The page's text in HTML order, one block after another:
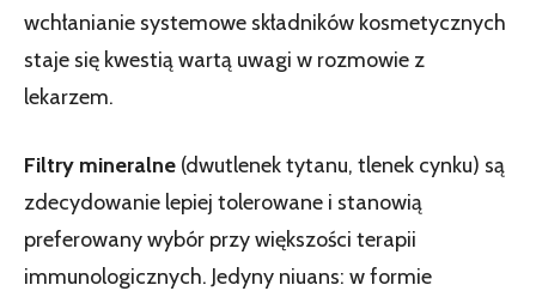
wchłanianie systemowe składników kosmetycznych
staje się kwestią wartą uwagi w rozmowie z
lekarzem.
Filtry mineralne (dwutlenek tytanu, tlenek cynku) są
zdecydowanie lepiej tolerowane i stanowią
preferowany wybór przy większości terapii
immunologicznych. Jedyny niuans: w formie